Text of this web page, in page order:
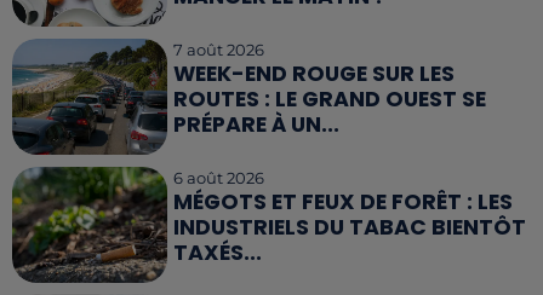
7 août 2026
WEEK-END ROUGE SUR LES
ROUTES : LE GRAND OUEST SE
PRÉPARE À UN...
6 août 2026
MÉGOTS ET FEUX DE FORÊT : LES
INDUSTRIELS DU TABAC BIENTÔT
TAXÉS...